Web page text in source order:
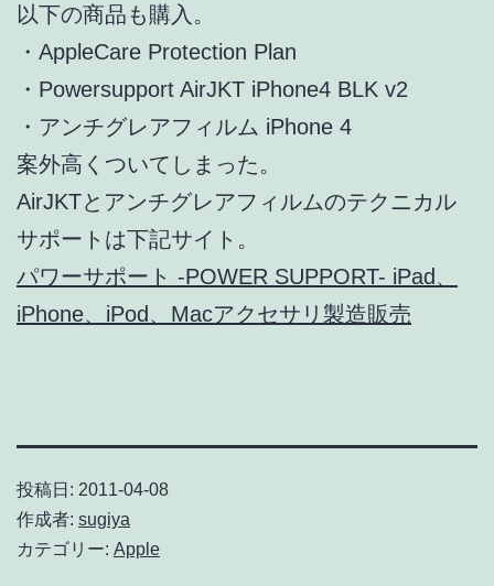
以下の商品も購入。
・AppleCare Protection Plan
・Powersupport AirJKT iPhone4 BLK v2
・アンチグレアフィルム iPhone 4
案外高くついてしまった。
AirJKTとアンチグレアフィルムのテクニカル
サポートは下記サイト。
パワーサポート -POWER SUPPORT- iPad、
iPhone、iPod、Macアクセサリ製造販売
投稿日: 2011-04-08
作成者: sugiya
カテゴリー: Apple